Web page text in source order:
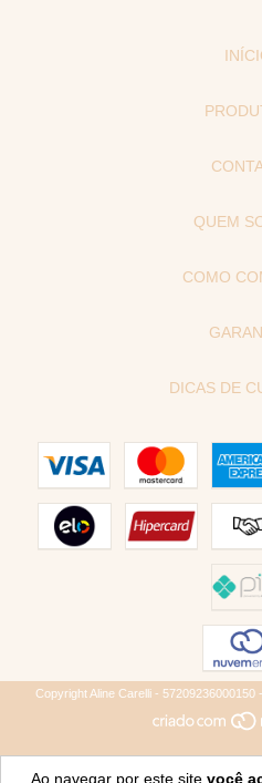
Ao navegar por este site você
QUEM
COMO
DICAS DE
Copyright Aline Carelli -